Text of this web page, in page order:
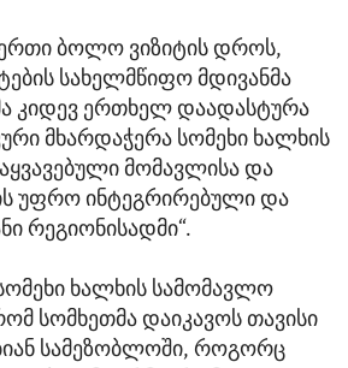
ბოლო ვიზიტის დროს,
სახელმწიფო მდივანმა
კიდევ ერთხელ დაადასტურა
მხარდაჭერა სომეხი ხალხის
მომავლისა და
უფრო ინტეგრირებული და
რეგიონისადმი“.
ხალხის სამომავლო
სომხეთმა დაიკავოს თავისი
სამეზობლოში, როგორც